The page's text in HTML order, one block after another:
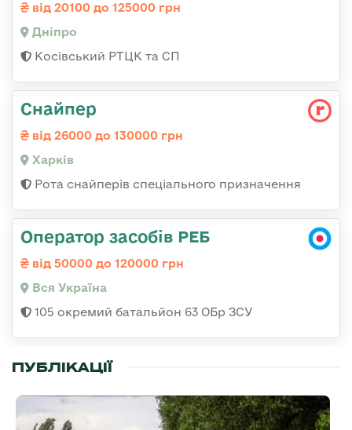
від 20100 до 125000 грн
Дніпро
Косівський РТЦК та СП
Снайпер
від 26000 до 130000 грн
Харків
Рота снайперів спеціального призначення
Оператор засобів РЕБ
від 50000 до 120000 грн
Вся Україна
105 окремий батальйон 63 ОБр ЗСУ
ПУБЛІКАЦІЇ